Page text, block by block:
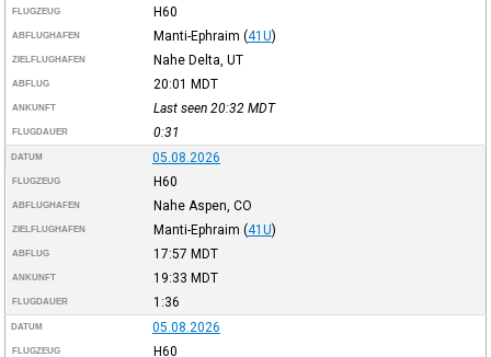
FLUGZEUG H60
ABFLUGHAFEN Manti-Ephraim (41U)
ZIELFLUGHAFEN Nahe Delta, UT
ABFLUG 20:01 MDT
ANKUNFT Last seen 20:32 MDT
FLUGDAUER 0:31
DATUM 05.08.2026
FLUGZEUG H60
ABFLUGHAFEN Nahe Aspen, CO
ZIELFLUGHAFEN Manti-Ephraim (41U)
ABFLUG 17:57 MDT
ANKUNFT 19:33 MDT
FLUGDAUER 1:36
DATUM 05.08.2026
FLUGZEUG H60